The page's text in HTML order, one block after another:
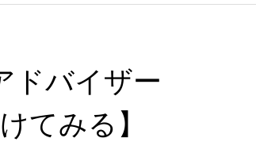
ドバイザー
てみる】